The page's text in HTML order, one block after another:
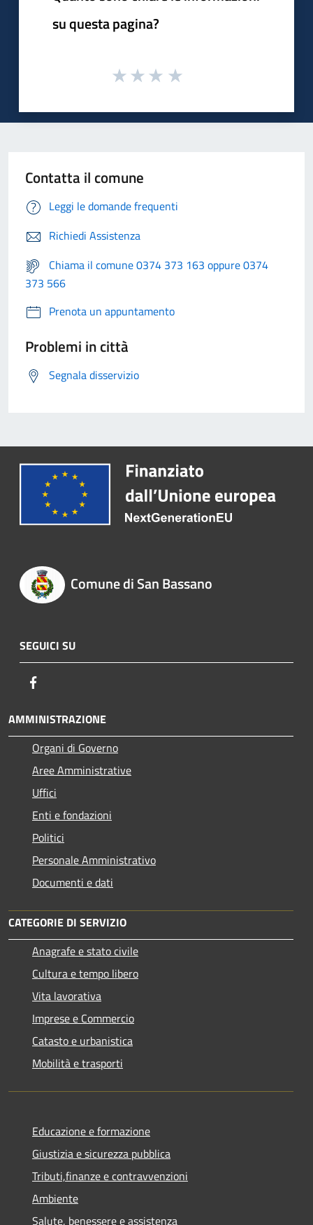
su questa pagina?
Contatta il comune
Leggi le domande frequenti
Richiedi Assistenza
Chiama il comune 0374 373 163 oppure 0374
373 566
Prenota un appuntamento
Problemi in città
Segnala disservizio
Comune di San Bassano
SEGUICI SU
AMMINISTRAZIONE
Organi di Governo
Aree Amministrative
Uffici
Enti e fondazioni
Politici
Personale Amministrativo
Documenti e dati
CATEGORIE DI SERVIZIO
Anagrafe e stato civile
Cultura e tempo libero
Vita lavorativa
Imprese e Commercio
Catasto e urbanistica
Mobilità e trasporti
Educazione e formazione
Giustizia e sicurezza pubblica
Tributi,finanze e contravvenzioni
Ambiente
Salute, benessere e assistenza